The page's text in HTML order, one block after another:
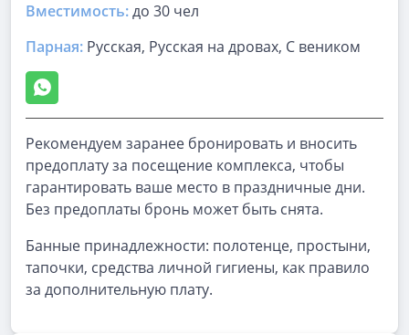
Вместимость:до 30 чел
Парная: Русская, Русская на дровах, С веником
Рекомендуем заранее бронировать и вносить
предоплату за посещение комплекса, чтобы
гарантировать ваше место в праздничные дни.
Без предоплаты бронь может быть снята.
Банные принадлежности: полотенце, простыни,
тапочки, средства личной гигиены, как правило
за дополнительную плату.